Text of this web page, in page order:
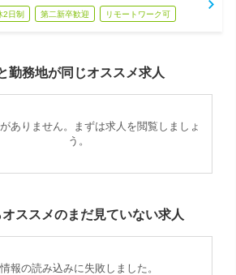
2日制 第二新卒歓迎 リモートワーク可
勤務地が同じオススメ求人
ありません。まずは求人を閲覧しましょ
う。
ススメのまだ見ていない求人
情報の読み込みに失敗しました。